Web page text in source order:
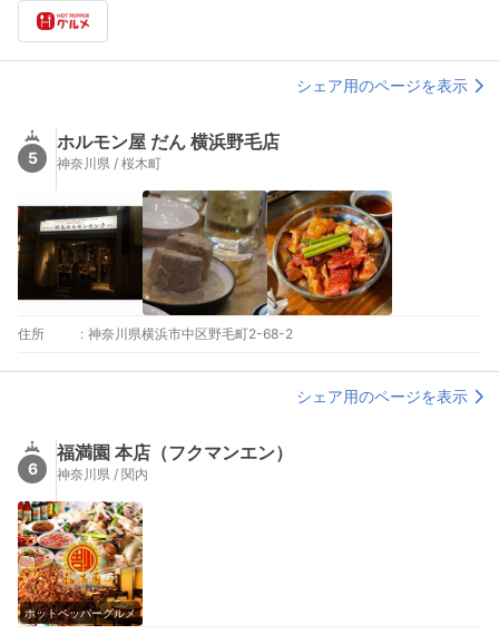
シェア用のページを表示
5
ホルモン屋 だん 横浜野毛店
神奈川県 / 桜木町
住所 : 神奈川県横浜市中区野毛町2-68-2
シェア用のページを表示
6
福満園 本店（フクマンエン）
神奈川県 / 関内
ホットペッパーグルメ